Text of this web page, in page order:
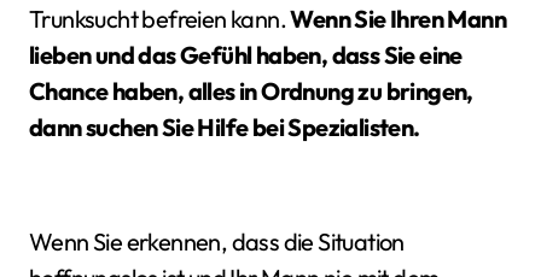
Trunksucht befreien kann.Wenn Sie Ihren Mann
lieben und das Gefühl haben, dass Sie eine
Chance haben, alles in Ordnung zu bringen,
dann suchen Sie Hilfe bei Spezialisten.
Wenn Sie erkennen, dass die Situation